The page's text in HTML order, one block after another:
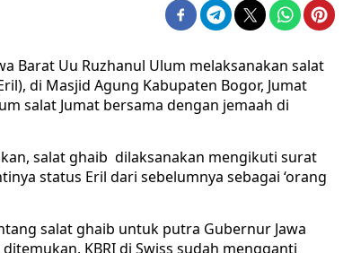
Barat Uu Ruzhanul Ulum melaksanakan salat
di Masjid Agung Kabupaten Bogor, Jumat
salat Jumat bersama dengan jemaah di
salat ghaib dilaksanakan mengikuti surat
status Eril dari sebelumnya sebagai ‘orang
salat ghaib untuk putra Gubernur Jawa
KBRI di Swiss sudah mengganti